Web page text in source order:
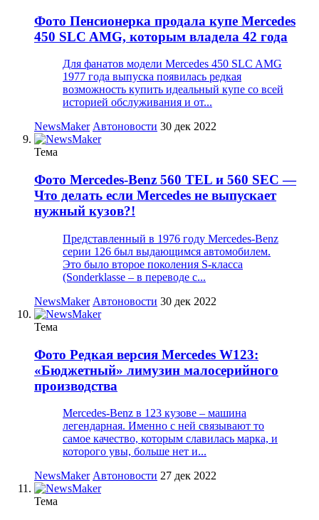
Фото Пенсионерка продала купе Mercedes
450 SLC AMG, которым владела 42 года
Для фанатов модели Mercedes 450 SLC AMG
1977 года выпуска появилась редкая
возможность купить идеальный купе со всей
историей обслуживания и от...
NewsMaker Автоновости 30 дек 2022
Тема
Фото Mercedes-Benz 560 TEL и 560 SEC —
Что делать если Mercedes не выпускает
нужный кузов?!
Представленный в 1976 году Mercedes-Benz
серии 126 был выдающимся автомобилем.
Это было второе поколения S-класса
(Sonderklasse – в переводе с...
NewsMaker Автоновости 30 дек 2022
Тема
Фото Редкая версия Mercedes W123:
«Бюджетный» лимузин малосерийного
производства
Mercedes-Benz в 123 кузове – машина
легендарная. Именно с ней связывают то
самое качество, которым славилась марка, и
которого увы, больше нет и...
NewsMaker Автоновости 27 дек 2022
Тема